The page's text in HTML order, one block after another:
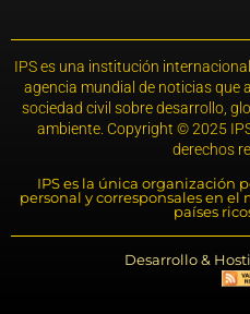
IPS es una institución
agencia mundial de noticias que
sociedad civil sobre desarrollo,
ambiente. Copyright © 2025
derechos
IPS es la única organización
personal y corresponsales en
países
Desarrollo &